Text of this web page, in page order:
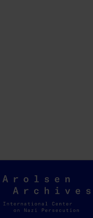
Arolsen
Archives